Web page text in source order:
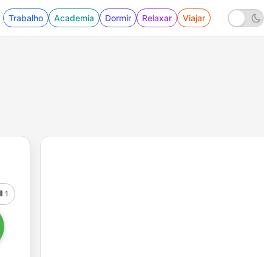
Trabalho Academia Dormir Relaxar Viajar
1